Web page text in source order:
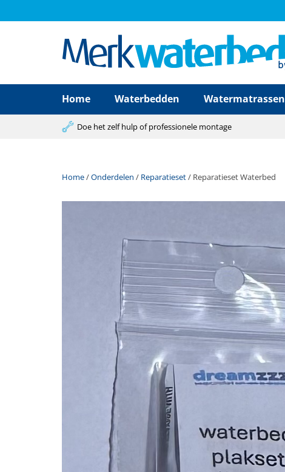
Home Waterbedden Watermatrassen
Doe het zelf hulp of professionele montage
Home/Onderdelen / Reparatieset/ Reparatieset Waterbed